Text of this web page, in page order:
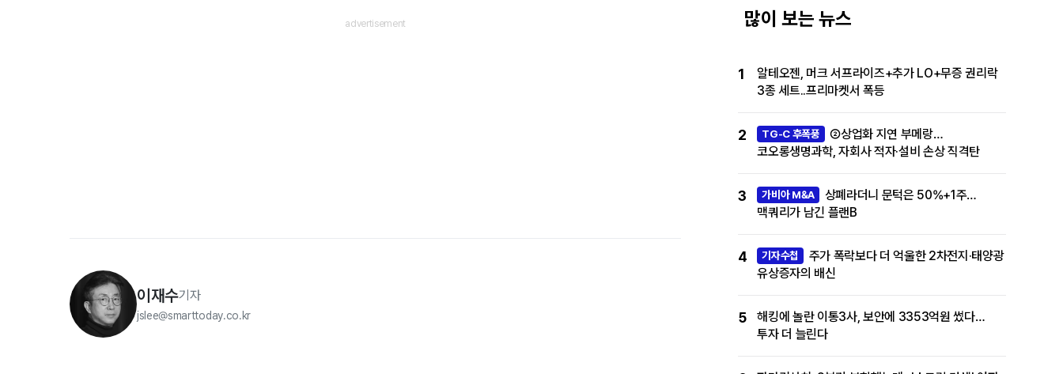
이재수기자
jslee@smarttoday.co.kr
많이 보는 뉴스
1
알테오젠, 머크 서프라이즈+추가 LO+무증 권리락
3종 세트..프리마켓서 폭등
2 TG-C 후폭풍
②상업화 지연 부메랑…
코오롱생명과학, 자회사 적자·설비 손상 직격탄
3 가비아 M&A
상폐라더니 문턱은 50%+1주…
맥쿼리가 남긴 플랜B
4 기자수첩
주가 폭락보다 더 억울한 2차전지·태양광
유상증자의 배신
5
해킹에 놀란 이통3사, 보안에 3353억원 썼다…
투자 더 늘린다